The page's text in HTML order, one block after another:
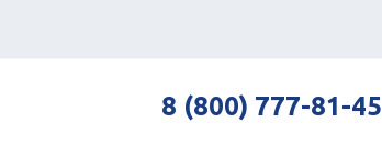
8 (800) 777-81-45